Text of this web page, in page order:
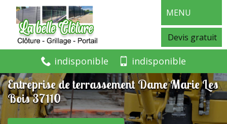
MENU
Devis gratuit
indisponible indisponible
Entreprise de terrassement Dame Marie Les
Bois 37110